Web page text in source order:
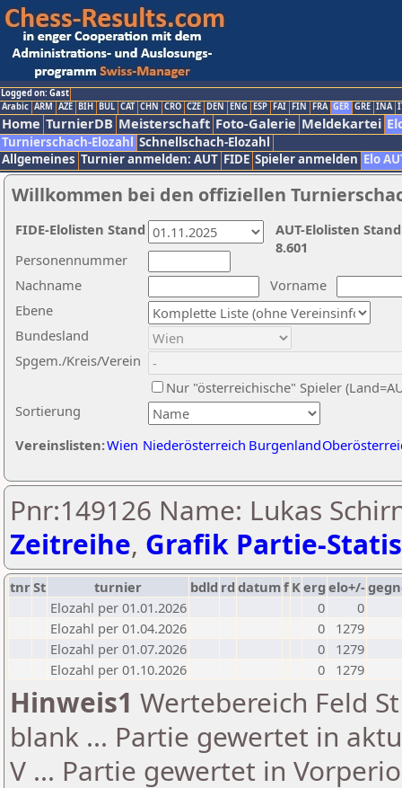
Logged on: Gast
Arabic ARM AZE BIH BUL CAT CHN CRO CZE DEN ENG ESP FAI FIN FRA GER GRE INA
Home TurnierDB Meisterschaft Foto-Galerie Meldekartei
Turnierschach-Elozahl Schnellschach-Elozahl
Allgemeines Turnier anmelden: AUT FIDE Spieler anmelden Elo
Willkommen bei den offiziellen
Nachname
Vorname
Ebene
Sortierung
Personennummer
Bundesland
Spgem./Kreis/Verein
Nur "österreichische" Spieler
Vereinslisten:Wien Niederösterreich Burgenland
AUT-Elolisten
8.601
FIDE-Elolisten Stand
Pnr:149126 Name: Lukas
Zeitreihe, Grafik Partie-
tnrSt turnier bdld rd datumf Kerg elo+/-
Elozahl per 01.01.2026
0
0
Elozahl per 01.04.2026
0
1279
Elozahl per 01.07.2026
0
1279
Elozahl per 01.10.2026
0 1279
Hinweis1 Wertebereich Feld
blank ... Partie gewertet in
V ... Partie gewertet in